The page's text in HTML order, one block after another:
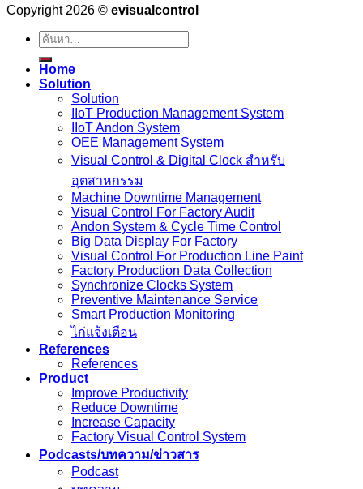
Copyright 2026 © evisualcontrol
ค้นหา:
Home
Solution
Solution
IIoT Production Management System
IIoT Andon System
OEE Management System
Visual Control & Digital Clock สำหรับ
อุตสาหกรรม
Machine Downtime Management
Visual Control For Factory Audit
Andon System & Cycle Time Control
Big Data Display For Factory
Visual Control For Production Line Paint
Factory Production Data Collection
Synchronize Clocks System
Preventive Maintenance Service
Smart Production Monitoring
ไก่แจ้งเตือน
References
References
Product
Improve Productivity
Reduce Downtime
Increase Capacity
Factory Visual Control System
Podcasts/บทความ/ข่าวสาร
Podcast